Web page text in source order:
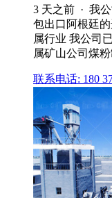
3 天之前 · 我
包出口阿根廷
属行业 我公司
属矿山公司煤
联系电话: 180